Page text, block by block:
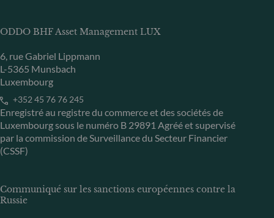
ODDO BHF Asset Management LUX
6, rue Gabriel Lippmann
L-5365 Munsbach
Luxembourg
+352 45 76 76 245
Enregistré au registre du commerce et des sociétés de
Luxembourg sous le numéro B 29891 Agréé et supervisé
par la commission de Surveillance du Secteur Financier
(CSSF)
Communiqué sur les sanctions européennes contre la
Russie